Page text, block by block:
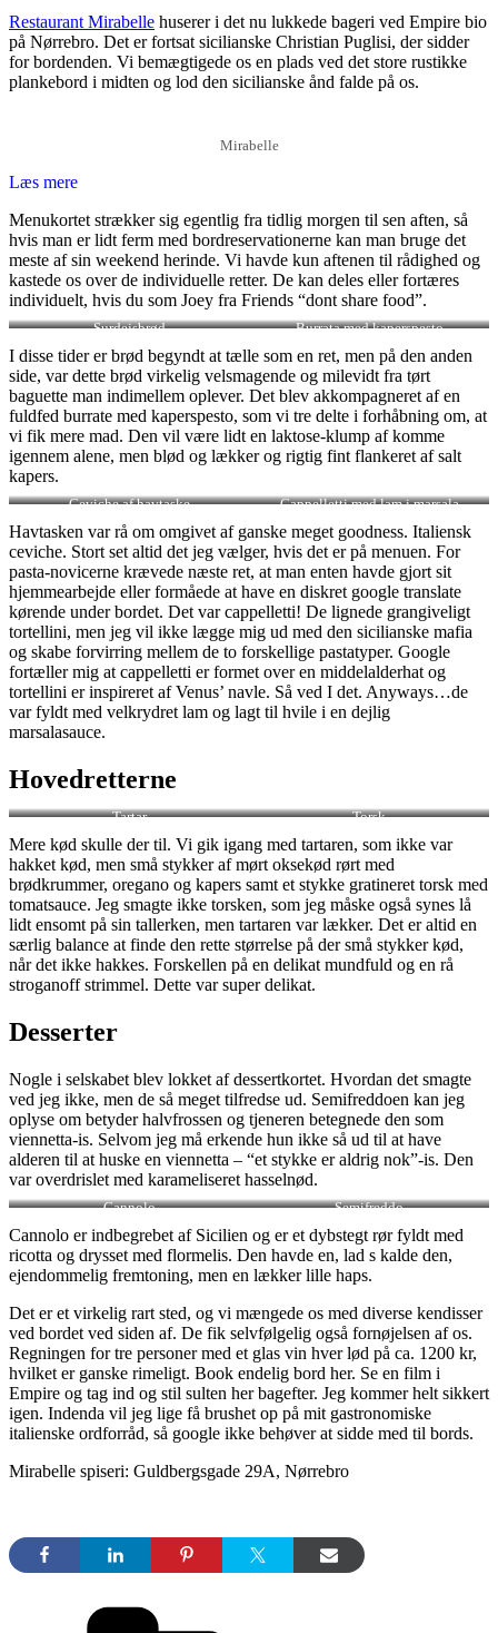
Restaurant Mirabelle huserer i det nu lukkede bageri ved Empire bio
på Nørrebro. Det er fortsat sicilianske Christian Puglisi, der sidder
for bordenden. Vi bemægtigede os en plads ved det store rustikke
plankebord i midten og lod den sicilianske ånd falde på os.
Mirabelle
Læs mere
Menukortet strækker sig egentlig fra tidlig morgen til sen aften, så
hvis man er lidt ferm med bordreservationerne kan man bruge det
meste af sin weekend herinde. Vi havde kun aftenen til rådighed og
kastede os over de individuelle retter. De kan deles eller fortæres
individuelt, hvis du som Joey fra Friends “dont share food”.
Surdejsbrød Burrata med kaperspesto
I disse tider er brød begyndt at tælle som en ret, men på den anden
side, var dette brød virkelig velsmagende og milevidt fra tørt
baguette man indimellem oplever. Det blev akkompagneret af en
fuldfed burrate med kaperspesto, som vi tre delte i forhåbning om, at
vi fik mere mad. Den vil være lidt en laktose-klump af komme
igennem alene, men blød og lækker og rigtig fint flankeret af salt
kapers.
Ceviche af havtaske Cappelletti med lam i marsala
Havtasken var rå om omgivet af ganske meget goodness. Italiensk
ceviche. Stort set altid det jeg vælger, hvis det er på menuen. For
pasta-novicerne krævede næste ret, at man enten havde gjort sit
hjemmearbejde eller formåede at have en diskret google translate
kørende under bordet. Det var cappelletti! De lignede grangiveligt
tortellini, men jeg vil ikke lægge mig ud med den sicilianske mafia
og skabe forvirring mellem de to forskellige pastatyper. Google
fortæller mig at cappelletti er formet over en middelalderhat og
tortellini er inspireret af Venus’ navle. Så ved I det. Anyways…de
var fyldt med velkrydret lam og lagt til hvile i en dejlig
marsalasauce.
Hovedretterne
Tartar Torsk
Mere kød skulle der til. Vi gik igang med tartaren, som ikke var
hakket kød, men små stykker af mørt oksekød rørt med
brødkrummer, oregano og kapers samt et stykke gratineret torsk med
tomatsauce. Jeg smagte ikke torsken, som jeg måske også synes lå
lidt ensomt på sin tallerken, men tartaren var lækker. Det er altid en
særlig balance at finde den rette størrelse på der små stykker kød,
når det ikke hakkes. Forskellen på en delikat mundfuld og en rå
stroganoff strimmel. Dette var super delikat.
Desserter
Nogle i selskabet blev lokket af dessertkortet. Hvordan det smagte
ved jeg ikke, men de så meget tilfredse ud. Semifreddoen kan jeg
oplyse om betyder halvfrossen og tjeneren betegnede den som
viennetta-is. Selvom jeg må erkende hun ikke så ud til at have
alderen til at huske en viennetta – “et stykke er aldrig nok”-is. Den
var overdrislet med karameliseret hasselnød.
Cannolo Semifreddo
Cannolo er indbegrebet af Sicilien og er et dybstegt rør fyldt med
ricotta og drysset med flormelis. Den havde en, lad s kalde den,
ejendommelig fremtoning, men en lækker lille haps.
Det er et virkelig rart sted, og vi mængede os med diverse kendisser
ved bordet ved siden af. De fik selvfølgelig også fornøjelsen af os.
Regningen for tre personer med et glas vin hver lød på ca. 1200 kr,
hvilket er ganske rimeligt. Book endelig bord her. Se en film i
Empire og tag ind og stil sulten her bagefter. Jeg kommer helt sikkert
igen. Indenda vil jeg lige få brushet op på mit gastronomiske
italienske ordforråd, så google ikke behøver at sidde med til bords.
Mirabelle spiseri: Guldbergsgade 29A, Nørrebro